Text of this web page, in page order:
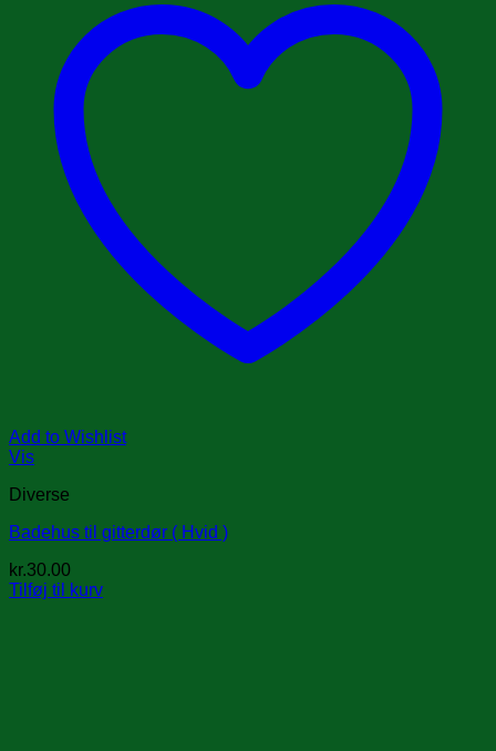
Add to Wishlist
Vis
Diverse
Badehus til gitterdør ( Hvid )
kr.30.00
Tilføj til kurv